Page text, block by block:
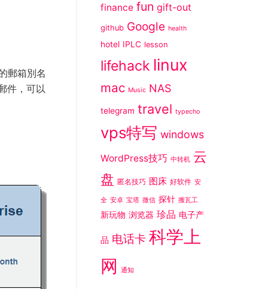
郵箱別名
件，可以
finance fun gift-out
github Google health
hotel IPLC lesson
lifehack linux
mac Music NAS
telegram travel typecho
vps特写 windows
WordPress技巧 中转机 云
盘 匿名技巧 图床 好软件 安
全 安卓 宝塔 微信 探针 搬瓦工
新玩物 浏览器 珍品 电子产
品 电话卡 科学上
网
通知